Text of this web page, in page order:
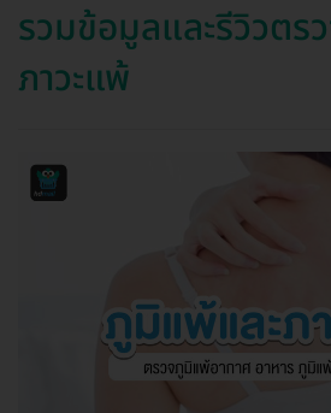
รวมข้อมูลและรีวิวตร
ภาวะแพ้